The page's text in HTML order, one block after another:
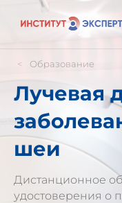
Образование
Лучевая
шеи
Дистанционное
удостоверения о